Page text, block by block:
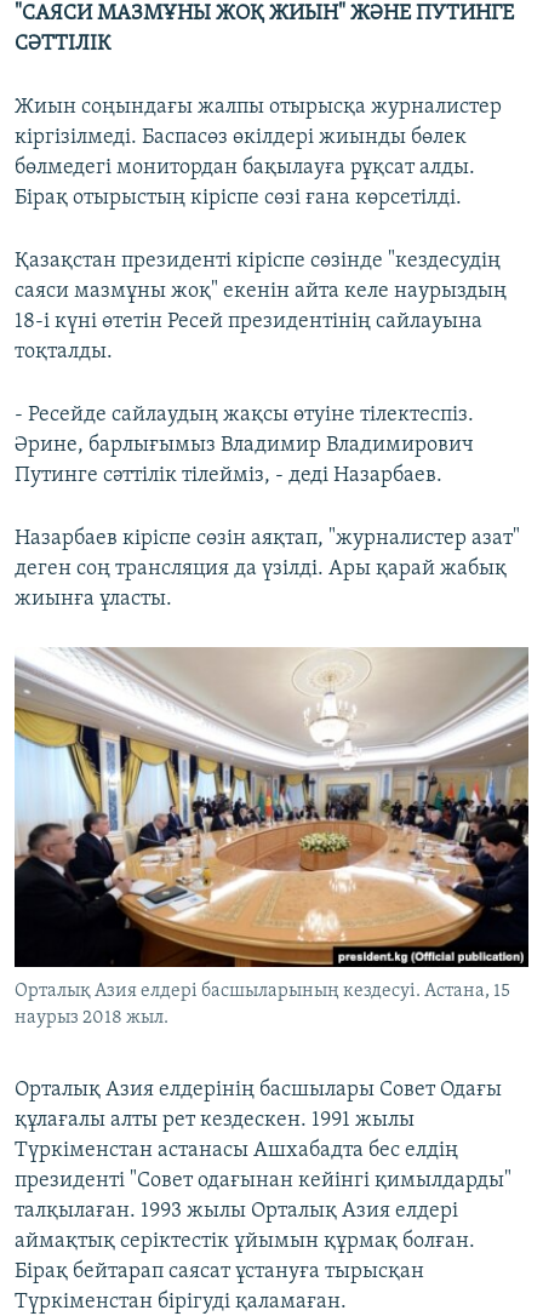
"САЯСИ МАЗМҰНЫ ЖОҚ ЖИЫН" ЖӘНЕ ПУТИНГЕ
СӘТТІЛІК
Жиын соңындағы жалпы отырысқа журналистер
кіргізілмеді. Баспасөз өкілдері жиынды бөлек
бөлмедегі монитордан бақылауға рұқсат алды.
Бірақ отырыстың кіріспе сөзі ғана көрсетілді.
Қазақстан президенті кіріспе сөзінде "кездесудің
саяси мазмұны жоқ" екенін айта келе наурыздың
18-і күні өтетін Ресей президентінің сайлауына
тоқталды.
- Ресейде сайлаудың жақсы өтуіне тілектеспіз.
Әрине, барлығымыз Владимир Владимирович
Путинге сәттілік тілейміз, - деді Назарбаев.
Назарбаев кіріспе сөзін аяқтап, "журналистер азат"
деген соң трансляция да үзілді. Ары қарай жабық
жиынға ұласты.
Орталық Азия елдері басшыларының кездесуі. Астана, 15
наурыз 2018 жыл.
Орталық Азия елдерінің басшылары Совет Одағы
құлағалы алты рет кездескен. 1991 жылы
Түркіменстан астанасы Ашхабадта бес елдің
президенті "Совет одағынан кейінгі қимылдарды"
талқылаған. 1993 жылы Орталық Азия елдері
аймақтық серіктестік ұйымын құрмақ болған.
Бірақ бейтарап саясат ұстануға тырысқан
Түркіменстан бірігуді қаламаған.